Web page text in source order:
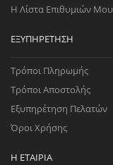
Η Λίστα Επιθυμιών Μου
ΕΞΥΠΗΡΈΤΗΣΗ
Τρόποι Πληρωμής
Τρόποι Αποστολής
Εξυπηρέτηση Πελατών
Όροι Χρήσης
Η ΕΤΑΙΡΊΑ